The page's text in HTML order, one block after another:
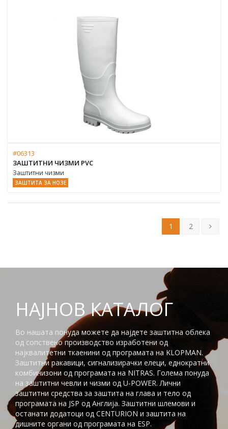
#06313
ЗАШТИТНИ ЧИЗМИ PVC
Заштитни чизми
ЗАШТИТА ЗА НОЗЕ
1 2
НАЈНОВ КАТАЛОГ
Во нашата понуда можете да најдете заштитна облека
од сопствено производство изработени од
најквалитетни ткаенини од програмата на KLOPMAN.
Заштитни ракавици, сигнализирачки елеци, еднократни
комбинизони од програмата на NITRAS. Голема понуда
на заштитни чевли и чизми од U-POWER. Лични
заштитни средства за заштита на глaва и тело од
програмата на JSP од Англија. Заштитни шлемови и
останати додатоци од CENTURION и заштита на
дишните органи од програмата на ESP.